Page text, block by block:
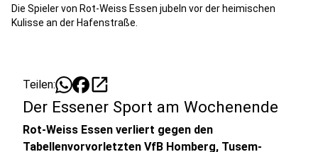
Die Spieler von Rot-Weiss Essen jubeln vor der heimischen
Kulisse an der Hafenstraße.
Teilen: open_in_new
Der Essener Sport am Wochenende
Rot-Weiss Essen verliert gegen den
Tabellenvorvorletzten VfB Homberg, Tusem-